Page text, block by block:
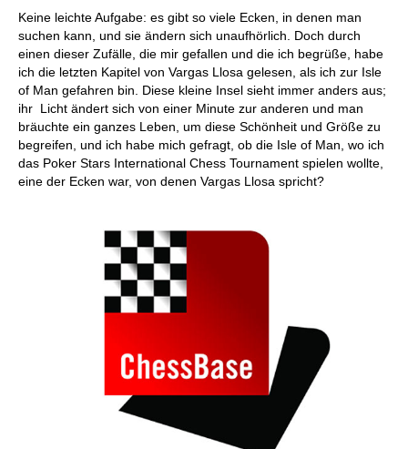
Keine leichte Aufgabe: es gibt so viele Ecken, in denen man
suchen kann, und sie ändern sich unaufhörlich. Doch durch
einen dieser Zufälle, die mir gefallen und die ich begrüße, habe
ich die letzten Kapitel von Vargas Llosa gelesen, als ich zur Isle
of Man gefahren bin. Diese kleine Insel sieht immer anders aus;
ihr Licht ändert sich von einer Minute zur anderen und man
bräuchte ein ganzes Leben, um diese Schönheit und Größe zu
begreifen, und ich habe mich gefragt, ob die Isle of Man, wo ich
das Poker Stars International Chess Tournament spielen wollte,
eine der Ecken war, von denen Vargas Llosa spricht?